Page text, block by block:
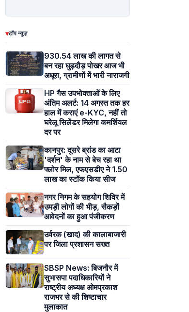
▾टॉप न्यूज़
930.54 लाख की लागत से
बन रहा घुड़दौड़ पोखर आज भी
अधूरा, ग्रामीणों में भारी नाराजगी
HP गैस उपभोक्ताओं के लिए
अंतिम अलर्ट: 14 अगस्त तक हर
हाल में कराएं e-KYC, नहीं तो
घरेलू सिलेंडर मिलेगा कमर्शियल
दर पर
कानपुर: दूसरे ब्रांड का आटा
'दर्शन' के नाम से बेच रहा था
फ्लोर मिल, एफएसडीए ने 1.50
लाख का स्टॉक किया सीज
नगर निगम के सहयोग शिविर में
उमड़ी लोगों की भीड़, सैकड़ों
आवेदनों का हुआ पंजीकरण
उर्वरक (खाद) की कालाबाजारी
पर जिला प्रशासन सख्त
SBSP News: बिजनौर में
सुभासपा पदाधिकारियों ने
राष्ट्रीय अध्यक्ष ओमप्रकाश
राजभर से की शिष्टाचार
मुलाकात